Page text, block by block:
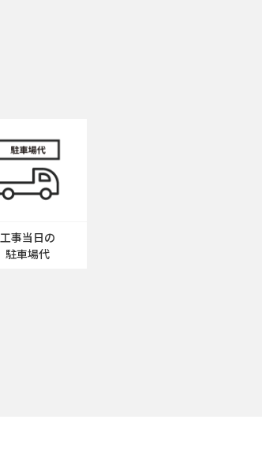
工事当日の
駐車場代